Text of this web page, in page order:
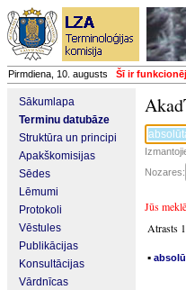
Pirmdiena, 10. augusts Šī ir
Sākumlapa
Terminu datubāze
Struktūra un principi
Apakškomisijas
Sēdes
Lēmumi
Protokoli
Vēstules
Publikācijas
Konsultācijas
Vārdnīcas
Nozares:
Jūs
Atrasts
▪